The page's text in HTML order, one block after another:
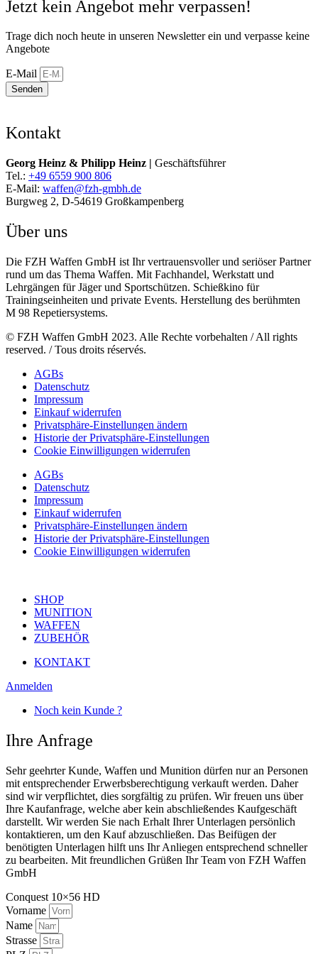
Jetzt kein Angebot mehr verpassen!
Trage dich noch heute in unseren Newsletter ein und verpasse keine
Angebote
E-Mail
Senden
Kontakt
Georg Heinz & Philipp Heinz | Geschäftsführer
Tel.: +49 6559 900 806
E-Mail: waffen@fzh-gmbh.de
Burgweg 2, D-54619 Großkampenberg
Über uns
Die FZH Waffen GmbH ist Ihr vertrauensvoller und seriöser Partner
rund um das Thema Waffen. Mit Fachhandel, Werkstatt und
Lehrgängen für Jäger und Sportschützen. Schießkino für
Trainingseinheiten und private Events. Herstellung des berühmten
M 98 Repetiersystems.
© FZH Waffen GmbH 2023. Alle Rechte vorbehalten / All rights
reserved. / Tous droits réservés.
AGBs
Datenschutz
Impressum
Einkauf widerrufen
Privatsphäre-Einstellungen ändern
Historie der Privatsphäre-Einstellungen
Cookie Einwilligungen widerrufen
AGBs
Datenschutz
Impressum
Einkauf widerrufen
Privatsphäre-Einstellungen ändern
Historie der Privatsphäre-Einstellungen
Cookie Einwilligungen widerrufen
SHOP
MUNITION
WAFFEN
ZUBEHÖR
KONTAKT
Anmelden
Noch kein Kunde ?
Ihre Anfrage
Sehr geehrter Kunde, Waffen und Munition dürfen nur an Personen
mit entsprechender Erwerbsberechtigung verkauft werden. Daher
sind wir verpflichtet, dies sorgfältig zu prüfen. Wir freuen uns über
Ihre Kaufanfrage, welche aber kein abschließendes Kaufgeschäft
darstellt. Wir werden Sie nach Erhalt Ihrer Unterlagen persönlich
kontaktieren, um den Kauf abzuschließen. Das Beifügen der
benötigten Unterlagen hilft uns Ihr Anliegen entsprechend schneller
zu bearbeiten. Mit freundlichen Grüßen Ihr Team von FZH Waffen
GmbH
Conquest 10×56 HD
Vorname
Name
Strasse